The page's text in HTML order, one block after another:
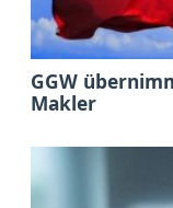
GGW
Makler